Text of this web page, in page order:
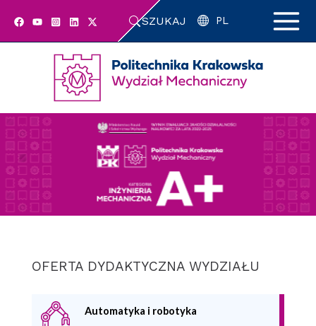
SZUKAJ PL
OFERTA DYDAKTYCZNA WYDZIAŁU
Automatyka i robotyka